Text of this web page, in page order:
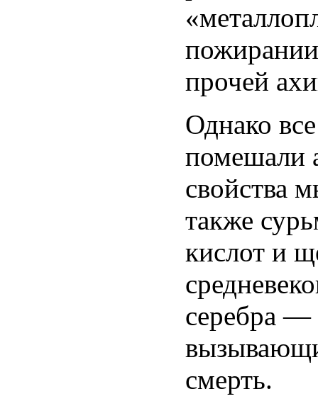
прочей
Однако
помешали
свойства
также
кислот и
серебра —
смерть.